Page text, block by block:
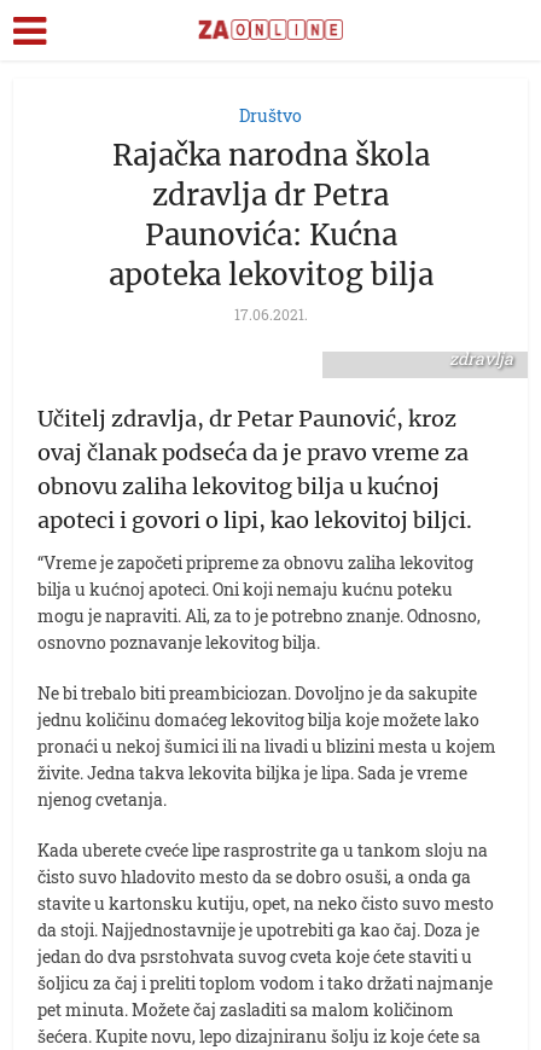
Društvo
Rajačka narodna škola
zdravlja dr Petra
Paunovića: Kućna
apoteka lekovitog bilja
17.06.2021.
zdravlja
Učitelj zdravlja, dr Petar Paunović, kroz
ovaj članak podseća da je pravo vreme za
obnovu zaliha lekovitog bilja u kućnoj
apoteci i govori o lipi, kao lekovitoj biljci.
“Vreme je započeti pripreme za obnovu zaliha lekovitog
bilja u kućnoj apoteci. Oni koji nemaju kućnu poteku
mogu je napraviti. Ali, za to je potrebno znanje. Odnosno,
osnovno poznavanje lekovitog bilja.
Ne bi trebalo biti preambiciozan. Dovoljno je da sakupite
jednu količinu domaćeg lekovitog bilja koje možete lako
pronaći u nekoj šumici ili na livadi u blizini mesta u kojem
živite. Jedna takva lekovita biljka je lipa. Sada je vreme
njenog cvetanja.
Kada uberete cveće lipe rasprostrite ga u tankom sloju na
čisto suvo hladovito mesto da se dobro osuši, a onda ga
stavite u kartonsku kutiju, opet, na neko čisto suvo mesto
da stoji. Najjednostavnije je upotrebiti ga kao čaj. Doza je
jedan do dva psrstohvata suvog cveta koje ćete staviti u
šoljicu za čaj i preliti toplom vodom i tako držati najmanje
pet minuta. Možete čaj zasladiti sa malom količinom
šećera. Kupite novu, lepo dizajniranu šolju iz koje ćete sa